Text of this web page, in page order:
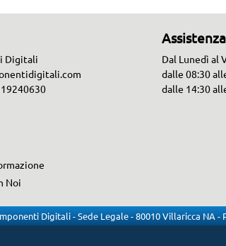
Digitali
Noi
Dal Lunedì al
dalle 08:30
dalle 14:30
Digitali - Sede Legale - 80010 Villaricca NA -